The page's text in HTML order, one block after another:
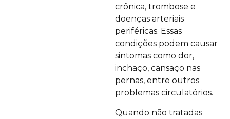
crônica, trombose e
doenças arteriais
periféricas. Essas
condições podem causar
sintomas como dor,
inchaço, cansaço nas
pernas, entre outros
problemas circulatórios.
Quando não tratadas